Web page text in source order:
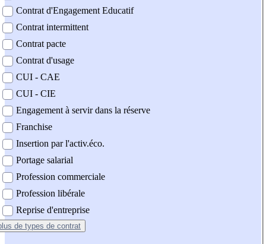
Contrat d'Engagement Educatif
Contrat intermittent
Contrat pacte
Contrat d'usage
CUI - CAE
CUI - CIE
Engagement à servir dans la réserve
Franchise
Insertion par l'activ.éco.
Portage salarial
Profession commerciale
Profession libérale
Reprise d'entreprise
de types de contrat